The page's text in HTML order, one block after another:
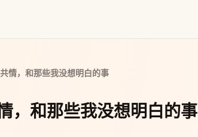
情，和那些我没想明白的事
，和那些我没想明白的事